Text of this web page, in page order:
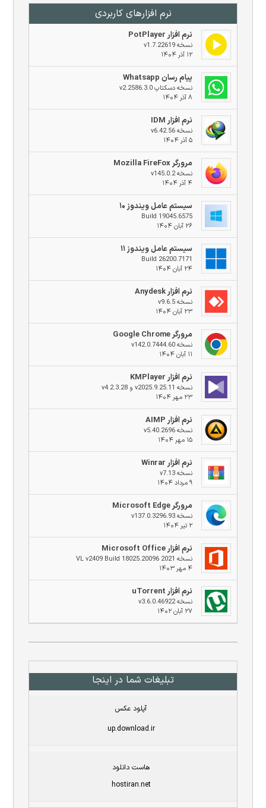
نرم افزار‌های کاربردی
نرم افزار PotPlayer
نسخه v1.7.22619
۱۲ آذر ۱۴۰۴
پیام رسان Whatsapp
نسخه دسکتاپ v2.2586.3.0
۸ آذر ۱۴۰۴
نرم افزار IDM
نسخه v6.42.56
۵ آذر ۱۴۰۴
مرورگر Mozilla FireFox
نسخه v145.0.2
۴ آذر ۱۴۰۴
سیستم عامل ویندوز ۱۰
Build 19045.6575
۲۶ آبان ۱۴۰۴
سیستم عامل ویندوز ۱۱
Build 26200.7171
۲۴ آبان ۱۴۰۴
نرم افزار Anydesk
نسخه v9.6.5
۲۳ آبان ۱۴۰۴
مرورگر Google Chrome
نسخه v142.0.7444.60
۱۱ آبان ۱۴۰۴
نرم افزار KMPlayer
نسخه v2025.9.25.11 و v4.2.3.28
۲۳ مهر ۱۴۰۴
نرم افزار AIMP
نسخه v5.40.2696
۱۵ مهر ۱۴۰۴
نرم افزار Winrar
نسخه v7.13
۹ مرداد ۱۴۰۴
مرورگر Microsoft Edge
نسخه v137.0.3296.93
۲ تیر ۱۴۰۴
نرم افزار Microsoft Office
نسخه 2021 VL v2409 Build 18025.20096
۴ مهر ۱۴۰۳
نرم افزار uTorrent
نسخه v3.6.0.46922
۲۷ آبان ۱۴۰۲
تبلیغات شما در اینجا
آپلود عکس
up.download.ir
هاست دانلود
hostiran.net